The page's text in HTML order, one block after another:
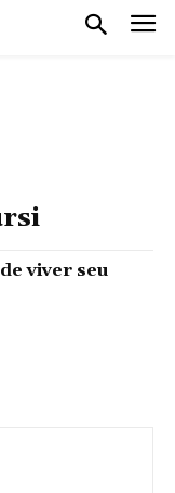
viver seu